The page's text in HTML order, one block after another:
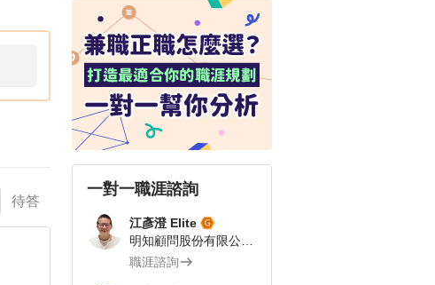
待答
一對一職涯諮詢
江彥澄 Elite
職涯諮詢